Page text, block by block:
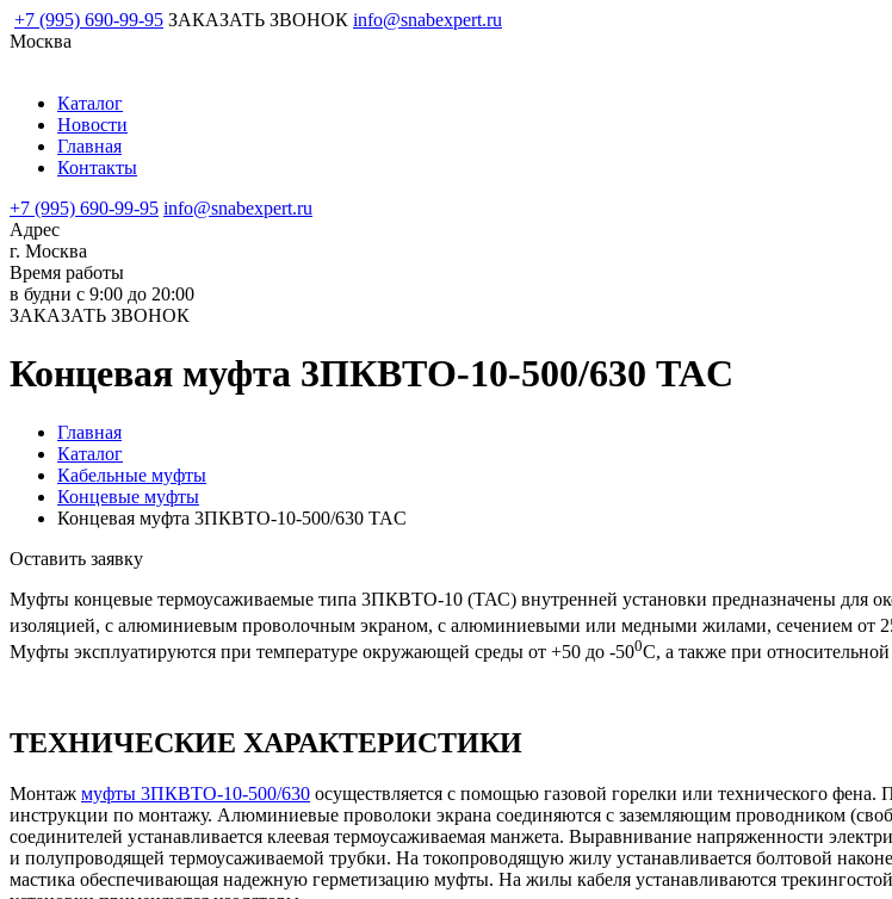
+7 (995) 690-99-95 ЗАКАЗАТЬ ЗВОНОК info@snabexpert.ru
Москва
Каталог
Новости
Главная
Контакты
+7 (995) 690-99-95 info@snabexpert.ru
Адрес
г. Москва
Время работы
в будни с 9:00 до 20:00
ЗАКАЗАТЬ ЗВОНОК
Концевая муфта 3ПКВТО-10-500/630 TAC
Главная
Каталог
Кабельные муфты
Концевые муфты
Концевая муфта 3ПКВТО-10-500/630 TAC
Оставить заявку
Муфты концевые термоусаживаемые типа 3ПКВТО-10 (ТАС) внутренней установки предназначены для
изоляцией, с алюминиевым проволочным экраном, с алюминиевыми или медными жилами, сечением от
Муфты эксплуатируются при температуре окружающей среды от +50 до -500С, а также при
ТЕХНИЧЕСКИЕ ХАРАКТЕРИСТИКИ
Монтаж муфты 3ПКВТО-10-500/630 осуществляется с помощью газовой горелки или технического фена.
инструкции по монтажу. Алюминиевые проволоки экрана соединяются с заземляющим проводником
соединителей устанавливается клеевая термоусаживаемая манжета. Выравнивание напряженности
и полупроводящей термоусаживаемой трубки. На токопроводящую жилу устанавливается болтовой
мастика обеспечивающая надежную герметизацию муфты. На жилы кабеля устанавливаются